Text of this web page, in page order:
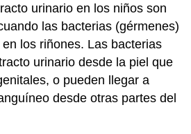
urinario en los niños son
las bacterias (gérmenes)
los riñones. Las bacterias
urinario desde la piel que
o pueden llegar a
desde otras partes del